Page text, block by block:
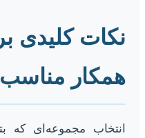
نکات کلیدی
همکار
انتخاب مجموعه‌ای که